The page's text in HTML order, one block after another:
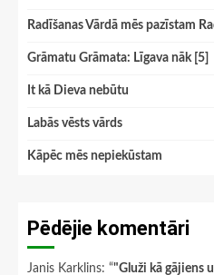
Radīšanas Vārdā mēs pazīstam
Grāmatu Grāmata: Līgava nāk [5]
It kā Dieva nebūtu
Labās vēsts vārds
Kāpēc mēs nepiekūstam
Pēdējie komentāri
Janis Karklins: “"Gluži kā gājiens